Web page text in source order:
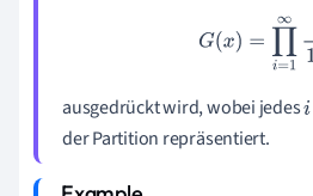
G(x) i=1∞
ausgedrückt wird, wobei jedesi
der Partition repräsentiert.